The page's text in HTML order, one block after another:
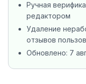
Ручная
редактором
Удаление
отзывов
Обновлено: 7